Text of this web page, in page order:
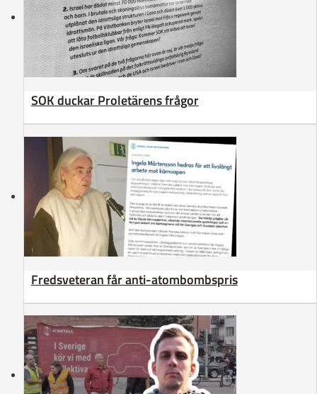
SOK duckar Proletärens frågor
Fredsveteran får anti-atombombspris